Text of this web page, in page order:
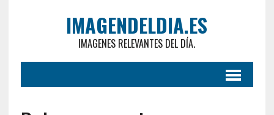
IMAGENDELDIA.ES
IMAGENES RELEVANTES DEL DÍA.